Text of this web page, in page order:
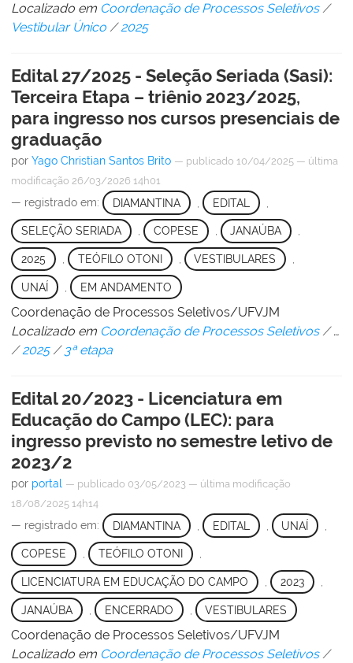
Localizado em Coordenação de Processos Seletivos /
Vestibular Único /2025
Edital 27/2025 - Seleção Seriada (Sasi):
Terceira Etapa – triênio 2023/2025,
para ingresso nos cursos presenciais de
graduação
por Yago Christian Santos Brito — publicado 10/04/2025 — última
modificação 26/03/2026 14h01
— registrado em: DIAMANTINA EDITAL
SELEÇÃO SERIADA , COPESE , JANAÚBA ,
2025 TEÓFILO OTONI VESTIBULARES
UNAÍ EM ANDAMENTO
Coordenação de Processos Seletivos/UFVJM
Localizado em Coordenação de Processos Seletivos /…
/2025 / 3ª etapa
Edital 20/2023 - Licenciatura em
Educação do Campo (LEC): para
ingresso previsto no semestre letivo de
2023/2
por portal — publicado 03/05/2023 — última modificação
18/08/2025 14h14
— registrado em: DIAMANTINA EDITAL UNAÍ
COPESE , TEÓFILO OTONI ,
LICENCIATURA EM EDUCAÇÃO DO CAMPO 2023
JANAÚBA ENCERRADO VESTIBULARES
Coordenação de Processos Seletivos/UFVJM
Localizado em Coordenação de Processos Seletivos /